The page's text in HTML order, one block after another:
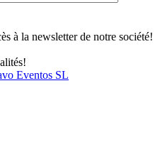
à la newsletter de notre société!